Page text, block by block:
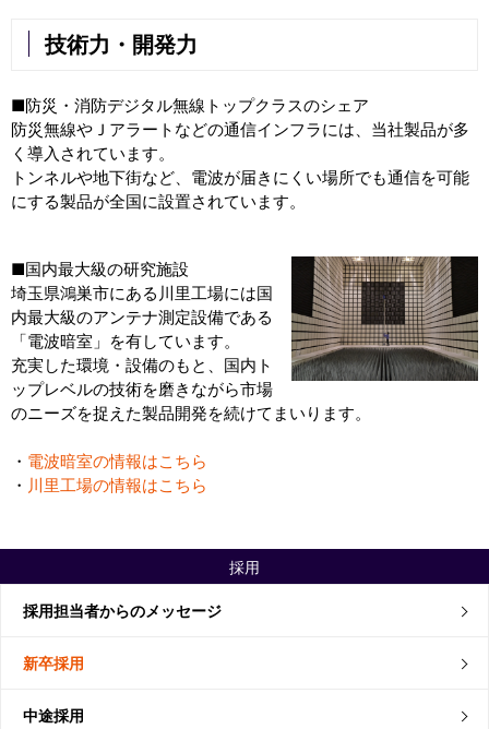
採用
採用担当者からのメッセージ
新卒採用
中途採用
技術力・開発力
■防災・消防デジタル無線トップクラスのシェア
防災無線やＪアラートなどの通信インフラには、当社製品が多
く導入されています。
トンネルや地下街など、電波が届きにくい場所でも通信を可能
にする製品が全国に設置されています。
■国内最大級の研究施設
埼玉県鴻巣市にある川里工場には国
内最大級のアンテナ測定設備である
「電波暗室」を有しています。
充実した環境・設備のもと、国内ト
ップレベルの技術を磨きながら市場
のニーズを捉えた製品開発を続けてまいります。
・ 電波暗室の情報はこちら
・ 川里工場の情報はこちら